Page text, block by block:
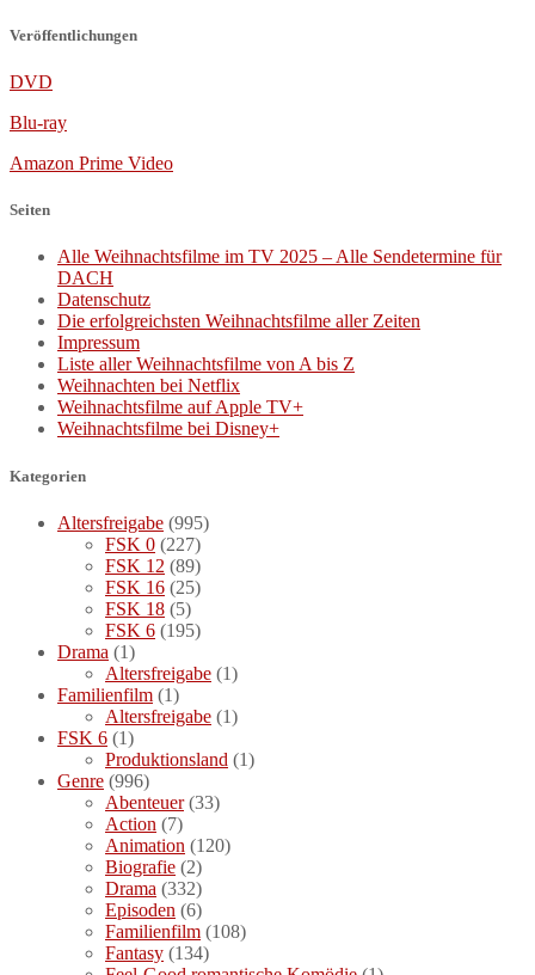
Veröffentlichungen
DVD
Blu-ray
Amazon Prime Video
Seiten
Alle Weihnachtsfilme im TV 2025 – Alle Sendetermine für
DACH
Datenschutz
Die erfolgreichsten Weihnachtsfilme aller Zeiten
Impressum
Liste aller Weihnachtsfilme von A bis Z
Weihnachten bei Netflix
Weihnachtsfilme auf Apple TV+
Weihnachtsfilme bei Disney+
Kategorien
Altersfreigabe (995)
FSK 0 (227)
FSK 12 (89)
FSK 16 (25)
FSK 18 (5)
FSK 6 (195)
Drama (1)
Altersfreigabe (1)
Familienfilm (1)
Altersfreigabe (1)
FSK 6 (1)
Produktionsland (1)
Genre (996)
Abenteuer(33)
Action (7)
Animation (120)
Biografie (2)
Drama (332)
Episoden (6)
Familienfilm (108)
Fantasy (134)